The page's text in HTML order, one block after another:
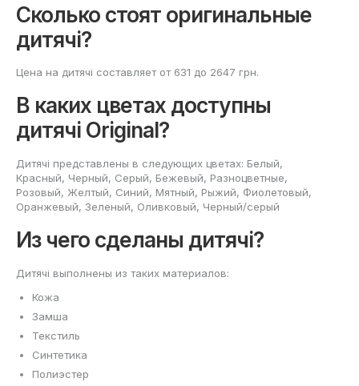
Сколько стоят оригинальные
дитячі?
Цена на дитячі составляет от 631 до 2647 грн.
В каких цветах доступны
дитячі Original?
Дитячі представлены в следующих цветах: Белый,
Красный, Черный, Серый, Бежевый, Разноцветные,
Розовый, Желтый, Синий, Мятный, Рыжий, Фиолетовый,
Оранжевый, Зеленый, Оливковый, Черный/серый
Из чего сделаны дитячі?
Дитячі выполнены из таких материалов:
Кожа
Замша
Текстиль
Синтетика
Полиэстер